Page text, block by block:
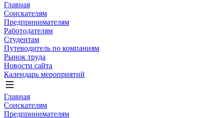
Главная
Соискателям
Предпринимателям
Работодателям
Студентам
Путеводитель по компаниям
Рынок труда
Новости сайта
Календарь мероприятий
Главная
Соискателям
Предпринимателям